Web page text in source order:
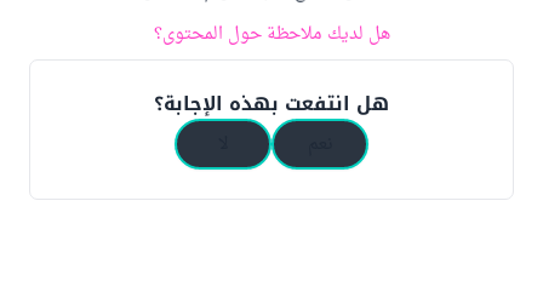
هل لديك ملاحظة حول المحتوى؟
هل انتفعت بهذه الإجابة؟